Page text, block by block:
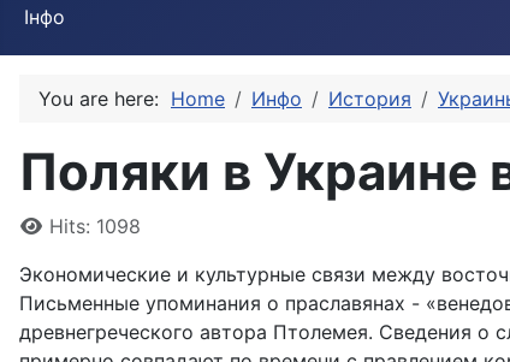
Інфо
You are here: Home Инфо История
Поляки в Украине
DetailsHits: 1098
Экономические и культурные связи между
Письменные упоминания о праславянах -
древнегреческого автора Птолемея. Сведения о